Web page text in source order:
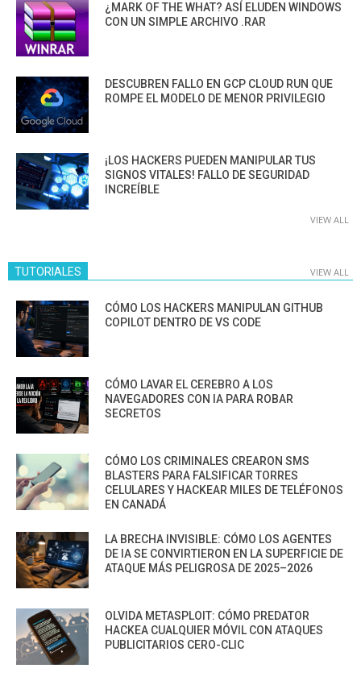
¿MARK OF THE WHAT? ASÍ ELUDEN WINDOWS
CON UN SIMPLE ARCHIVO .RAR
DESCUBREN FALLO EN GCP CLOUD RUN QUE
ROMPE EL MODELO DE MENOR PRIVILEGIO
¡LOS HACKERS PUEDEN MANIPULAR TUS
SIGNOS VITALES! FALLO DE SEGURIDAD
INCREÍBLE
VIEW ALL
TUTORIALES VIEW ALL
CÓMO LOS HACKERS MANIPULAN GITHUB
COPILOT DENTRO DE VS CODE
CÓMO LAVAR EL CEREBRO A LOS
NAVEGADORES CON IA PARA ROBAR
SECRETOS
CÓMO LOS CRIMINALES CREARON SMS
BLASTERS PARA FALSIFICAR TORRES
CELULARES Y HACKEAR MILES DE TELÉFONOS
EN CANADÁ
LA BRECHA INVISIBLE: CÓMO LOS AGENTES
DE IA SE CONVIRTIERON EN LA SUPERFICIE DE
ATAQUE MÁS PELIGROSA DE 2025–2026
OLVIDA METASPLOIT: CÓMO PREDATOR
HACKEA CUALQUIER MÓVIL CON ATAQUES
PUBLICITARIOS CERO-CLIC